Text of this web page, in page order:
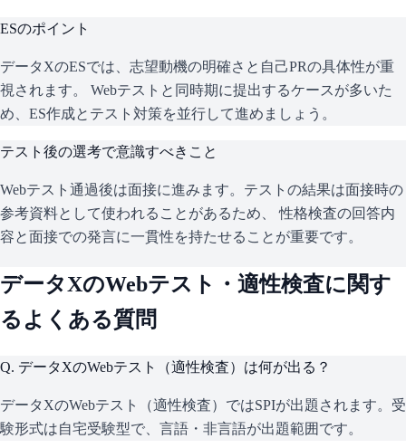
ESのポイント
データXのESでは、志望動機の明確さと自己PRの具体性が重
視されます。 Webテストと同時期に提出するケースが多いた
め、ES作成とテスト対策を並行して進めましょう。
テスト後の選考で意識すべきこと
Webテスト通過後は面接に進みます。テストの結果は面接時の
参考資料として使われることがあるため、 性格検査の回答内
容と面接での発言に一貫性を持たせることが重要です。
データXのWebテスト・適性検査に関す
るよくある質問
Q. データXのWebテスト（適性検査）は何が出る？
データXのWebテスト（適性検査）ではSPIが出題されます。受
験形式は自宅受験型で、言語・非言語が出題範囲です。